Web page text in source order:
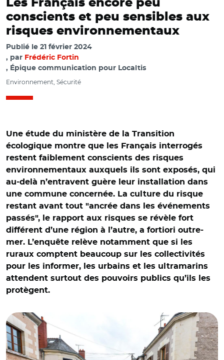
Les Français encore peu
conscients et peu sensibles aux
risques environnementaux
Publié le 21 février 2024
par Frédéric Fortin
, Épique communication pour Localtis
Environnement, Sécurité
Une étude du ministère de la Transition
écologique montre que les Français interrogés
restent faiblement conscients des risques
environnementaux auxquels ils sont exposés, qui
au-delà n’entravent guère leur installation dans
une commune concernée. La culture du risque
restant avant tout "ancrée dans les événements
passés", le rapport aux risques se révèle fort
différent d’une région à l’autre, a fortiori outre-
mer. L’enquête relève notamment que si les
ruraux comptent beaucoup sur les collectivités
pour les informer, les urbains et les ultramarins
attendent surtout des pouvoirs publics qu’ils les
protègent.